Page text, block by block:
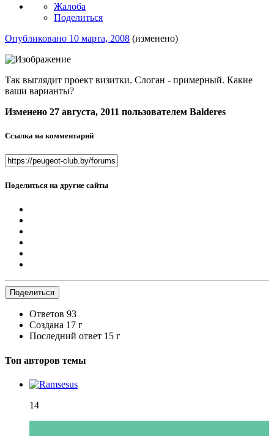
Жалоба
Поделиться
Опубликовано 10 марта, 2008 (изменено)
Так выглядит проект визитки. Слоган - примерный. Какие
ваши варианты?
Изменено 27 августа, 2011 пользователем Balderes
Ссылка на комментарий
Поделиться на другие сайты
Поделиться
Ответов 93
Создана 17 г
Последний ответ 15 г
Топ авторов темы
14